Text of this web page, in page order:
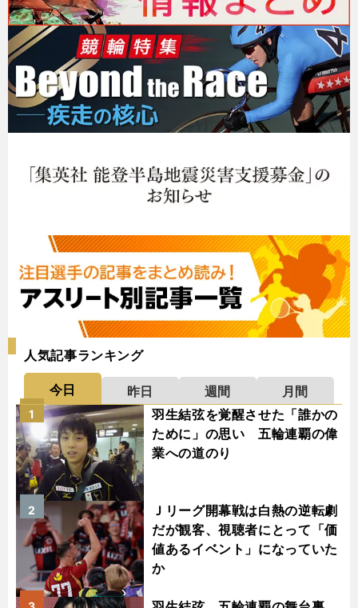
人気記事ランキング
今日 昨日 週間
月間
羽生結弦を覚醒させた「誰かの
ために」の思い 五輪連覇の偉
業への道のり
1
Ｊリーグ開幕戦は白熱の逆転劇
だが観客、視聴者にとって「価
値あるイベント」になっていた
か
2